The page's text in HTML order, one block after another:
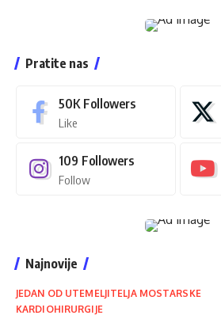
Pratite nas
50K Followers
Like
109 Followers
Follow
Najnovije
JEDAN OD UTEMELJITELJA MOSTARSKE
KARDIOHIRURGIJE